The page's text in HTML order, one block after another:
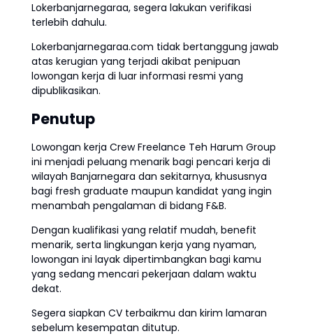
Lokerbanjarnegaraa, segera lakukan verifikasi
terlebih dahulu.
Lokerbanjarnegaraa.com tidak bertanggung jawab
atas kerugian yang terjadi akibat penipuan
lowongan kerja di luar informasi resmi yang
dipublikasikan.
Penutup
Lowongan kerja Crew Freelance Teh Harum Group
ini menjadi peluang menarik bagi pencari kerja di
wilayah Banjarnegara dan sekitarnya, khususnya
bagi fresh graduate maupun kandidat yang ingin
menambah pengalaman di bidang F&B.
Dengan kualifikasi yang relatif mudah, benefit
menarik, serta lingkungan kerja yang nyaman,
lowongan ini layak dipertimbangkan bagi kamu
yang sedang mencari pekerjaan dalam waktu
dekat.
Segera siapkan CV terbaikmu dan kirim lamaran
sebelum kesempatan ditutup.